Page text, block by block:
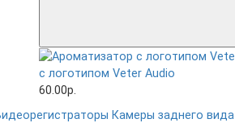
с логотипом Veter Audio
60.00р.
Камеры заднего вида